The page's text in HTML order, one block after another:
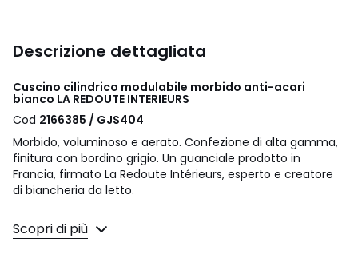
Descrizione dettagliata
Cuscino cilindrico modulabile morbido anti-acari
bianco LA REDOUTE INTERIEURS
Cod 2166385 / GJS404
Morbido, voluminoso e aerato. Confezione di alta gamma,
finitura con bordino grigio. Un guanciale prodotto in
Francia, firmato La Redoute Intérieurs, esperto e creatore
di biancheria da letto.
• Cuscino cilindrico morbido
• Ideale se dormi su un fianco o a pancia in giù
Scopri di più